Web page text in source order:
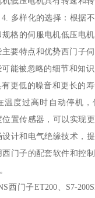
多样化的选择：根据
格的伺服电机低压电
要特点和优势西门子
能被忽略的细节和知
更低的噪音和更长的
温度过高时自动停机
置传感器，可以实现
计和电气绝缘技术，
门子的配套软件和控
。
子ET200、S7-